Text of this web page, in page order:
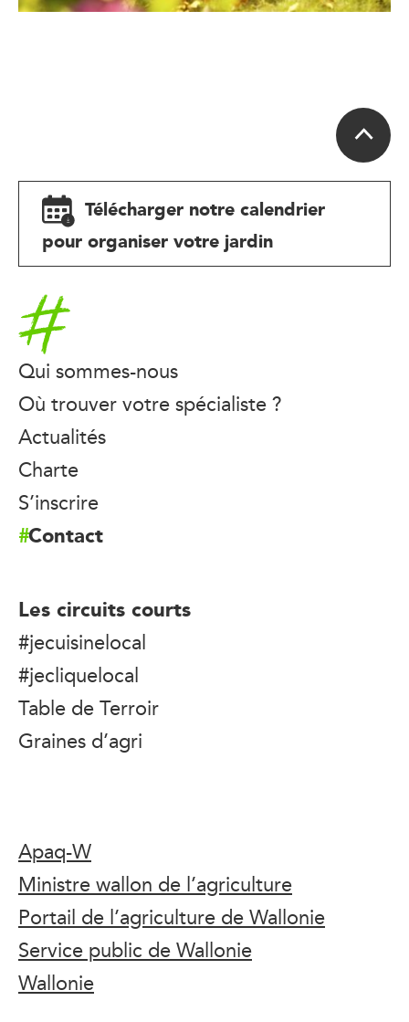
Télécharger notre calendrier
pour organiser votre jardin
Accueil
Qui sommes-nous
Où trouver votre spécialiste ?
Actualités
Charte
S’inscrire
Contact
Les circuits courts
#jecuisinelocal
#jecliquelocal
Table de Terroir
Graines d’agri
Apaq-W
Ministre wallon de l’agriculture
Portail de l’agriculture de Wallonie
Service public de Wallonie
Wallonie